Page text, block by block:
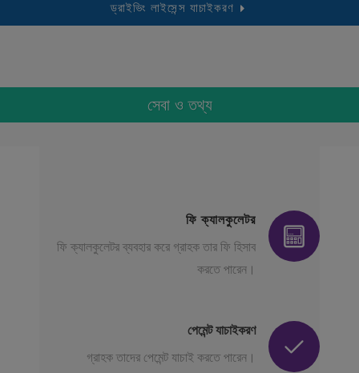
ড্রাইভিং লাইসেন্স যাচাইকরণ
সেবা ও তথ্য
ফি ক্যালকুলেটর
ফি ক্যালকুলেটর ব্যবহার করে গ্রাহক তার ফি হিসাব
করতে পারেন।
পেমেন্ট যাচাইকরণ
গ্রাহক তাদের পেমেন্ট যাচাই করতে পারেন।